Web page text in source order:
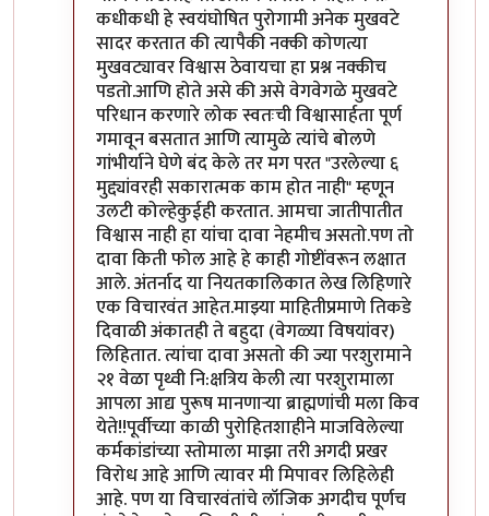
कधीकधी हे स्वयंघोषित पुरोगामी अनेक मुखवटे
सादर करतात की त्यापैकी नक्की कोणत्या
मुखवट्यावर विश्वास ठेवायचा हा प्रश्न नक्कीच
पडतो.आणि होते असे की असे वेगवेगळे मुखवटे
परिधान करणारे लोक स्वतःची विश्वासार्हता पूर्ण
गमावून बसतात आणि त्यामुळे त्यांचे बोलणे
गांभीर्याने घेणे बंद केले तर मग परत "उरलेल्या ६
मुद्द्यांवरही सकारात्मक काम होत नाही" म्हणून
उलटी कोल्हेकुईही करतात. आमचा जातीपातीत
विश्वास नाही हा यांचा दावा नेहमीच असतो.पण तो
दावा किती फोल आहे हे काही गोष्टींवरून लक्षात
आले. अंतर्नाद या नियतकालिकात लेख लिहिणारे
एक विचारवंत आहेत.माझ्या माहितीप्रमाणे तिकडे
दिवाळी अंकातही ते बहुदा (वेगळ्या विषयांवर)
लिहितात. त्यांचा दावा असतो की ज्या परशुरामाने
२१ वेळा पृथ्वी नि:क्षत्रिय केली त्या परशुरामाला
आपला आद्य पुरूष मानणार्‍या ब्राह्मणांची मला किव
येते!!पूर्वीच्या काळी पुरोहितशाहीने माजविलेल्या
कर्मकांडांच्या स्तोमाला माझा तरी अगदी प्रखर
विरोध आहे आणि त्यावर मी मिपावर लिहिलेही
आहे. पण या विचारवंतांचे लॉजिक अगदीच पूर्णच